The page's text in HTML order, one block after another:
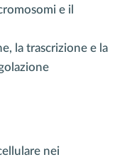
e il
la trascrizione e la
nei